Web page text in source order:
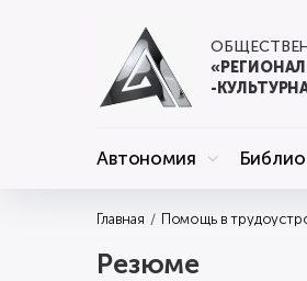
-
Автономия
Главная Помощь в
Резюме